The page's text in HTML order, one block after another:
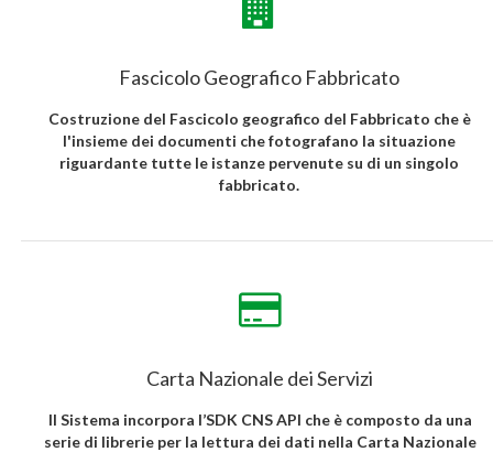
Fascicolo Geografico Fabbricato
Costruzione del Fascicolo geografico del Fabbricato che è
l'insieme dei documenti che fotografano la situazione
riguardante tutte le istanze pervenute su di un singolo
fabbricato.
Carta Nazionale dei Servizi
Il Sistema incorpora l’SDK CNS API che è composto da una
serie di librerie per la lettura dei dati nella Carta Nazionale